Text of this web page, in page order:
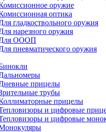
оружие
оптика
гладкоствольного оружия
нарезного оружия
ОООП
пневматического оружия
прицелы
трубы
прицелы
и цифровые
и цифровые